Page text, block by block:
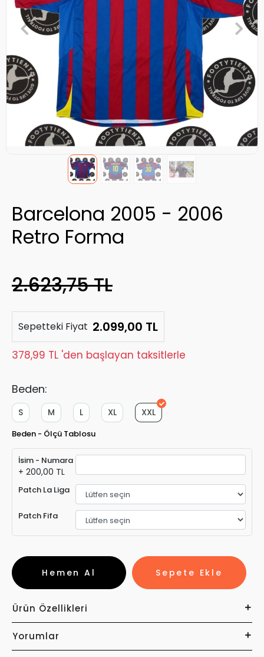
Barcelona 2005 - 2006
Retro Forma
2.623,75 TL
Sepetteki Fiyat 2.099,00 TL
378,99 TL 'den başlayan taksitlerle
Beden:
XXL
XL
L
M
S
Beden - Ölçü Tablosu
İsim - Numara
+ 200,00 TL
Patch La Liga
Patch Fifa
Sepete Ekle
Hemen Al
Ürün Özellikleri
Yorumlar